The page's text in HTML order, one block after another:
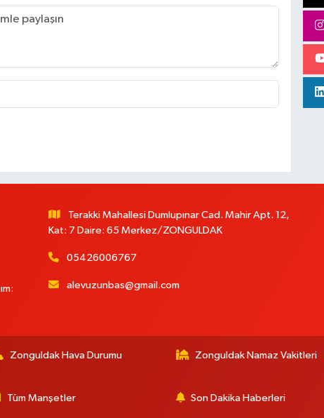
Terakki Mahallesi Dumlupınar Cad. Mahir Apt. 12,
Kat: 7 Daire: 65 Merkez/ZONGULDAK
05426006767
alevuzunbas@gmail.com
Zonguldak Hava Durumu Zonguldak Namaz Vakitleri
Tüm Manşetler Son Dakika Haberleri